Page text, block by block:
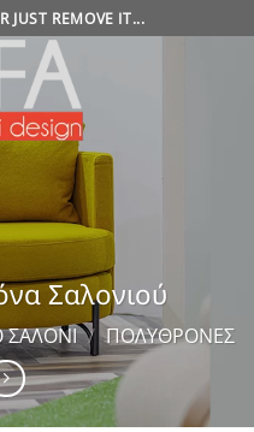
JUST REMOVE IT...
Σαλονιού
/ ΠΟΛΥΘΡΌΝΕΣ